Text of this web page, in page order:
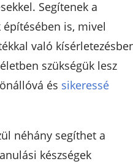
Segítenek a
is, mivel
való
szükségük lesz
és sikeressé
néhány segíthet a
készségek